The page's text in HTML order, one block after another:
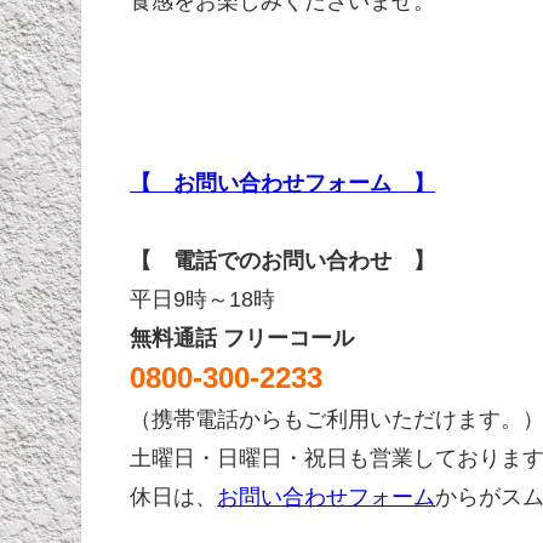
【 お問い合わせフォーム 】
【 電話でのお問い合わせ 】
平日9時～18時
無料通話 フリーコール
0800-300-2233
（携帯電話からもご利用いただけます。）
土曜日・日曜日・祝日も営業しております
休日は、 お問い合わせフォームからがス